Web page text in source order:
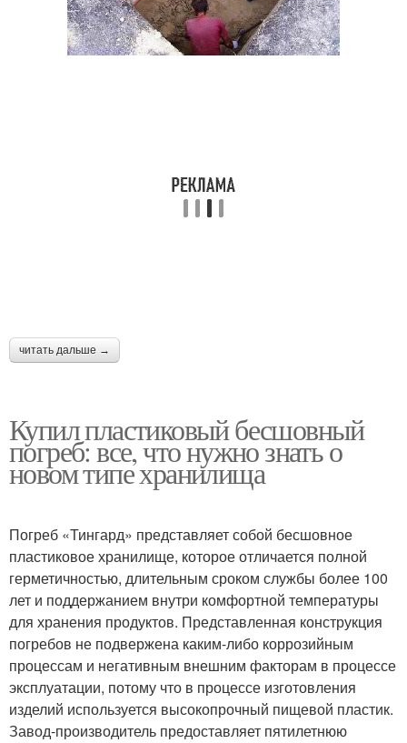
читать дальше →
Купил пластиковый бесшовный
погреб: все, что нужно знать о
новом типе хранилища
Погреб «Тингард» представляет собой бесшовное
пластиковое хранилище, которое отличается полной
герметичностью, длительным сроком службы более 100
лет и поддержанием внутри комфортной температуры
для хранения продуктов. Представленная конструкция
погребов не подвержена каким-либо коррозийным
процессам и негативным внешним факторам в процессе
эксплуатации, потому что в процессе изготовления
изделий используется высокопрочный пищевой пластик.
Завод-производитель предоставляет пятилетнюю